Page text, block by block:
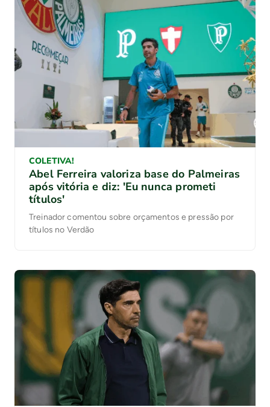
COLETIVA!
Abel Ferreira valoriza base do Palmeiras
após vitória e diz: 'Eu nunca prometi
títulos'
Treinador comentou sobre orçamentos e pressão por
títulos no Verdão